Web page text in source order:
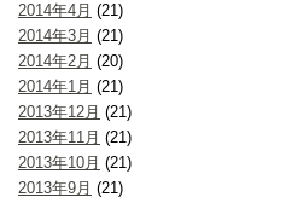
2014年4月 (21)
2014年3月 (21)
2014年2月 (20)
2014年1月 (21)
2013年12月 (21)
2013年11月 (21)
2013年10月 (21)
2013年9月 (21)